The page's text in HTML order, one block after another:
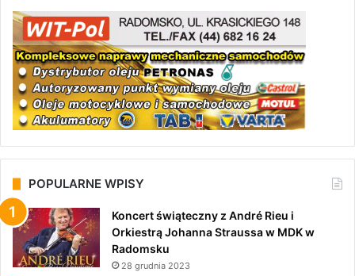
POPULARNE WPISY
Koncert świąteczny z André Rieu i
Orkiestrą Johanna Straussa w MDK w
Radomsku
28 grudnia 2023